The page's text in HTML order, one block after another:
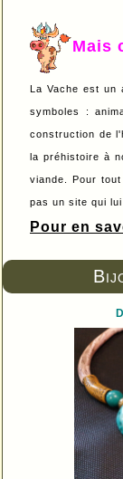
Mais
La Vache est un
symboles :
construction de
la préhistoire à
viande. Pour
pas un site qui
Pour en